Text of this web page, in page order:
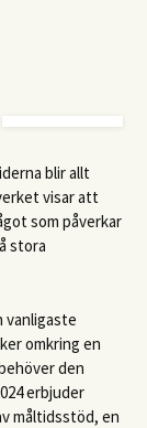
blir allt
visar att
som påverkar
stora
omkring en
den
erbjuder
måltidsstöd, en